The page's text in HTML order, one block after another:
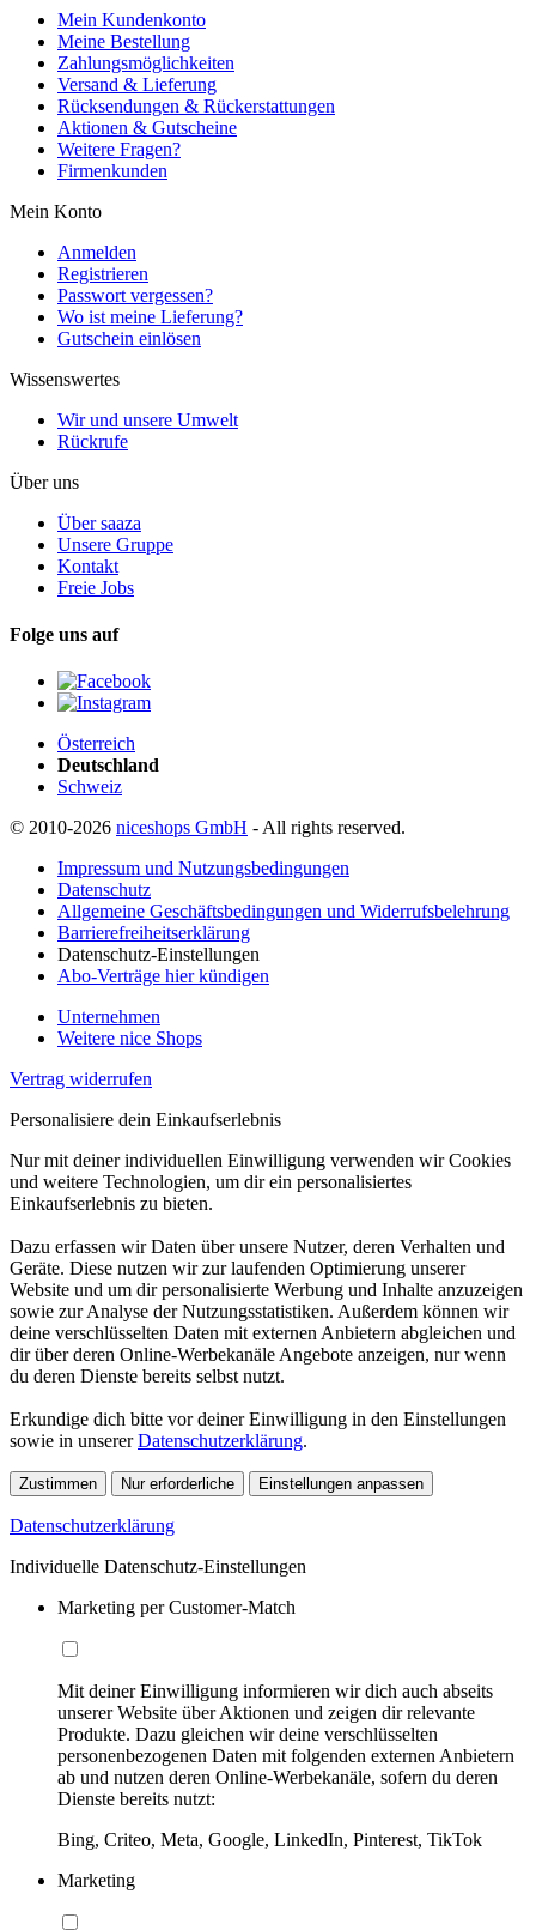
Mein Kundenkonto
Meine Bestellung
Zahlungsmöglichkeiten
Versand & Lieferung
Rücksendungen & Rückerstattungen
Aktionen & Gutscheine
Weitere Fragen?
Firmenkunden
Mein Konto
Anmelden
Registrieren
Passwort vergessen?
Wo ist meine Lieferung?
Gutschein einlösen
Wissenswertes
Wir und unsere Umwelt
Rückrufe
Über uns
Über saaza
Unsere Gruppe
Kontakt
Freie Jobs
Folge uns auf
Österreich
Deutschland
Schweiz
© 2010-2026 niceshops GmbH - All rights reserved.
Impressum und Nutzungsbedingungen
Datenschutz
Allgemeine Geschäftsbedingungen und Widerrufsbelehrung
Barrierefreiheitserklärung
Datenschutz-Einstellungen
Abo-Verträge hier kündigen
Unternehmen
Weitere nice Shops
Vertrag widerrufen
Personalisiere dein Einkaufserlebnis
Nur mit deiner individuellen Einwilligung verwenden wir Cookies
und weitere Technologien, um dir ein personalisiertes
Einkaufserlebnis zu bieten.
Dazu erfassen wir Daten über unsere Nutzer, deren Verhalten und
Geräte. Diese nutzen wir zur laufenden Optimierung unserer
Website und um dir personalisierte Werbung und Inhalte anzuzeigen
sowie zur Analyse der Nutzungsstatistiken. Außerdem können wir
deine verschlüsselten Daten mit externen Anbietern abgleichen und
dir über deren Online-Werbekanäle Angebote anzeigen, nur wenn
du deren Dienste bereits selbst nutzt.
Erkundige dich bitte vor deiner Einwilligung in den Einstellungen
sowie in unsererDatenschutzerklärung.
Zustimmen Nur erforderliche Einstellungen anpassen
Datenschutzerklärung
Individuelle Datenschutz-Einstellungen
Marketing per Customer-Match
Mit deiner Einwilligung informieren wir dich auch abseits
unserer Website über Aktionen und zeigen dir relevante
Produkte. Dazu gleichen wir deine verschlüsselten
personenbezogenen Daten mit folgenden externen Anbietern
ab und nutzen deren Online-Werbekanäle, sofern du deren
Dienste bereits nutzt:
Bing, Criteo, Meta, Google, LinkedIn, Pinterest, TikTok
Marketing